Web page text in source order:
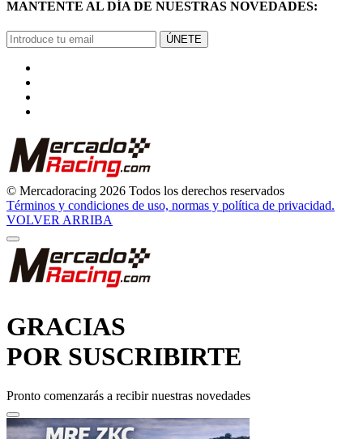
GRACIAS
POR SUSCRIBIRTE
Pronto comenzarás a recibir nuestras novedades